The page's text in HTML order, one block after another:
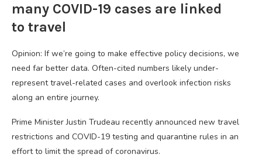
many COVID-19 cases are linked
to travel
Opinion: If we’re going to make effective policy decisions, we
need far better data. Often-cited numbers likely under-
represent travel-related cases and overlook infection risks
along an entire journey.
Prime Minister Justin Trudeau recently announced new travel
restrictions and COVID-19 testing and quarantine rules in an
effort to limit the spread of coronavirus.